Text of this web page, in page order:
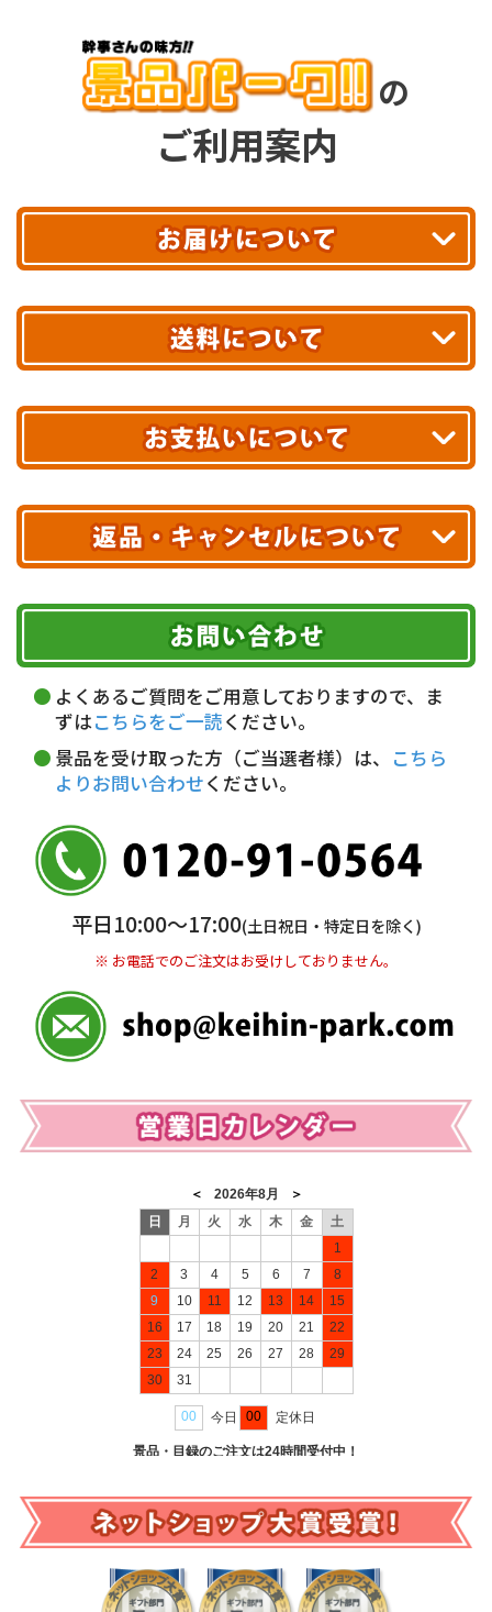
の
ご利用案内
最短翌日お届け!
あす着エリアが対象です。
エリアやお届け日の確認はこちら▶
※ 配送業者による配送遅延が生じる可能性がございます。
※ 沖縄・離島はお届けできません。
送料無料!
10,000円未満 全国一律1,100円(税込)
配送業者
ヤマト運輸
お届け可能時間帯
午前中 14～16時
16～18時
18～20時
19～21時 指定なし
クレジットカード
代金引換(現金のみ)
5,000円未満…330円(税込)
銀行振込(前払い)
普通 7263489
＜口座名＞ カ）ディースタイル
※ 振込み手数料お客様ご負担。
期限を含むルール（条件）や、お客様にご負担い
ただく費用がございます。
詳しくはこちら▶
よくあるご質問をご用意しておりますので、ま
ずはこちらをご一読ください。
景品を受け取った方（ご当選者様）は、 こちら
よりお問い合わせください。
平日10:00〜17:00(土日祝日・特定日を除く)
※ お電話でのご注文はお受けしておりません。